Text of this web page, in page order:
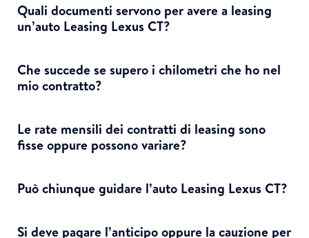
Quali documenti servono per avere a leasing
un’auto Leasing Lexus CT?
Che succede se supero i chilometri che ho nel
mio contratto?
Le rate mensili dei contratti di leasing sono
fisse oppure possono variare?
Può chiunque guidare l’auto Leasing Lexus CT?
Si deve pagare l’anticipo oppure la cauzione per